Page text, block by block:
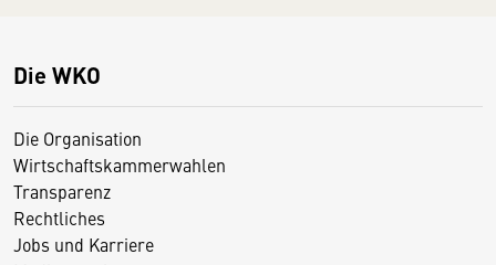
Die WKO
Die Organisation
Wirtschaftskammerwahlen
Transparenz
Rechtliches
Jobs und Karriere